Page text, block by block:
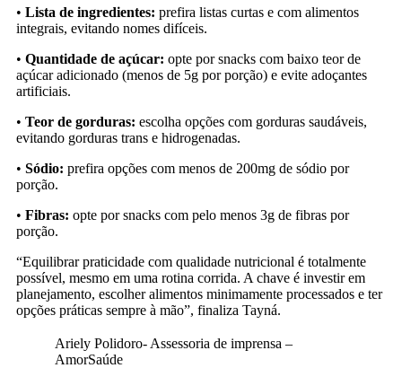
• Lista de ingredientes: prefira listas curtas e com alimentos
integrais, evitando nomes difíceis.
• Quantidade de açúcar: opte por snacks com baixo teor de
açúcar adicionado (menos de 5g por porção) e evite adoçantes
artificiais.
• Teor de gorduras: escolha opções com gorduras saudáveis,
evitando gorduras trans e hidrogenadas.
• Sódio: prefira opções com menos de 200mg de sódio por
porção.
• Fibras: opte por snacks com pelo menos 3g de fibras por
porção.
“Equilibrar praticidade com qualidade nutricional é totalmente
possível, mesmo em uma rotina corrida. A chave é investir em
planejamento, escolher alimentos minimamente processados e ter
opções práticas sempre à mão”, finaliza Tayná.
Ariely Polidoro- Assessoria de imprensa –
AmorSaúde